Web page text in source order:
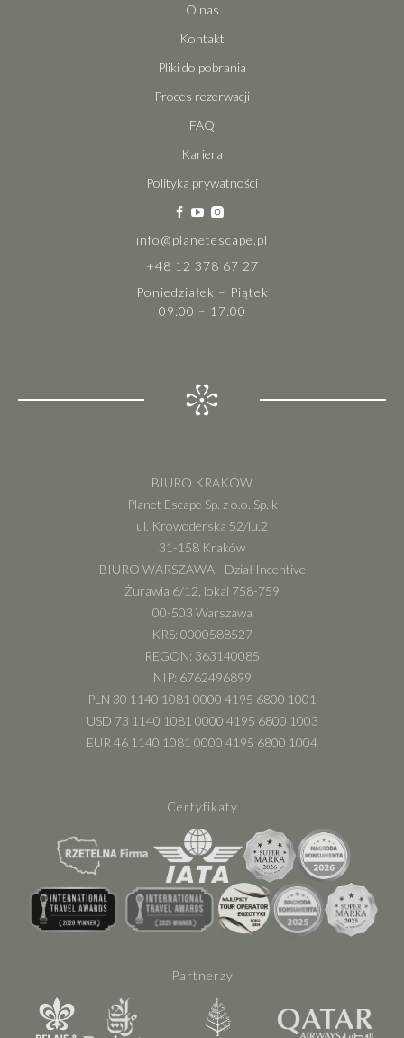
O nas
Kontakt
Pliki do pobrania
Proces rezerwacji
FAQ
Kariera
Polityka prywatności
info@planetescape.pl
+48 12 378 67 27
Poniedziałek – Piątek
09:00 – 17:00
BIURO KRAKÓW
Planet Escape Sp. z o.o. Sp. k
ul. Krowoderska 52/lu.2
31-158 Kraków
BIURO WARSZAWA - Dział Incentive
Żurawia 6/12, lokal 758-759
00-503 Warszawa
KRS: 0000588527
REGON: 363140085
NIP: 6762496899
PLN 30 1140 1081 0000 4195 6800 1001
USD 73 1140 1081 0000 4195 6800 1003
EUR 46 1140 1081 0000 4195 6800 1004
Certyfikaty
Partnerzy